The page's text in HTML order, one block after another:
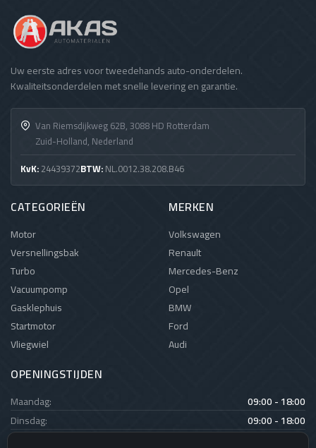
Uw eerste adres voor tweedehands auto-onderdelen.
Kwaliteitsonderdelen met snelle levering en garantie.
Van Riemsdijkweg 62B, 3088 HD Rotterdam
Zuid-Holland, Nederland
KvK:24439372BTW:NL.0012.38.208.B46
CATEGORIEËN
Motor
Versnellingsbak
Turbo
Vacuumpomp
Gasklephuis
Startmotor
Vliegwiel
MERKEN
Volkswagen
Renault
Mercedes-Benz
Opel
BMW
Ford
Audi
OPENINGSTIJDEN
Maandag:
09:00 - 18:00
Dinsdag:
09:00 - 18:00
Woensdag:
09:00 - 18:00